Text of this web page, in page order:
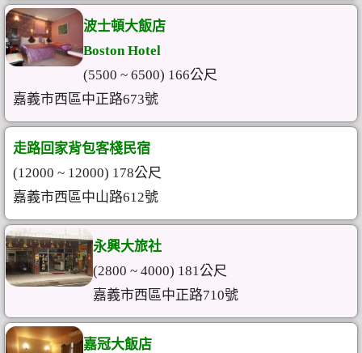
波士頓大飯店
Boston Hotel
(5500 ~ 6500) 166公尺
嘉義市西區中正路673號
走路回家背包客棧民宿
(12000 ~ 12000) 178公尺
嘉義市西區中山路612號
永興大旅社
(2800 ~ 4000) 181公尺
嘉義市西區中正路710號
嘉冠大飯店